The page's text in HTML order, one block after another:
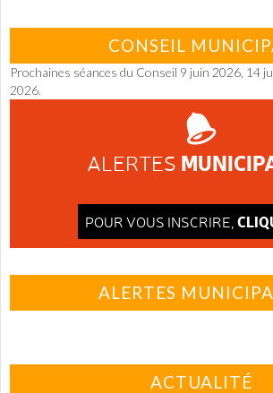
CONSEIL
Prochaines séances du Conseil 9 juin 2026, 14
2026.
ALERTES
POUR VOUS INSCRIRE,
ALERTES
ACTUALITÉ